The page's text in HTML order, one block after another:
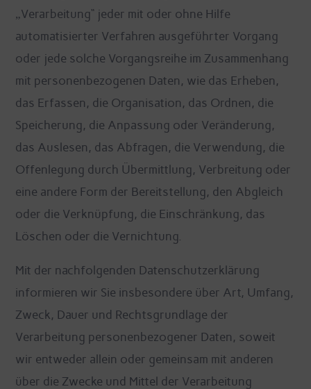
„Verarbeitung“ jeder mit oder ohne Hilfe
automatisierter Verfahren ausgeführter Vorgang
oder jede solche Vorgangsreihe im Zusammenhang
mit personenbezogenen Daten, wie das Erheben,
das Erfassen, die Organisation, das Ordnen, die
Speicherung, die Anpassung oder Veränderung,
das Auslesen, das Abfragen, die Verwendung, die
Offenlegung durch Übermittlung, Verbreitung oder
eine andere Form der Bereitstellung, den Abgleich
oder die Verknüpfung, die Einschränkung, das
Löschen oder die Vernichtung.
Mit der nachfolgenden Datenschutzerklärung
informieren wir Sie insbesondere über Art, Umfang,
Zweck, Dauer und Rechtsgrundlage der
Verarbeitung personenbezogener Daten, soweit
wir entweder allein oder gemeinsam mit anderen
über die Zwecke und Mittel der Verarbeitung